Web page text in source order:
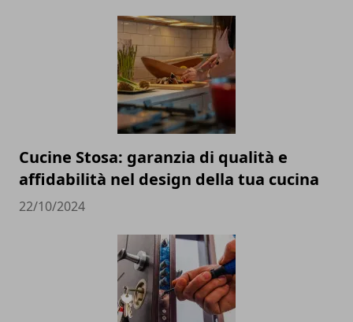
Cucine Stosa: garanzia di qualità e
affidabilità nel design della tua cucina
22/10/2024